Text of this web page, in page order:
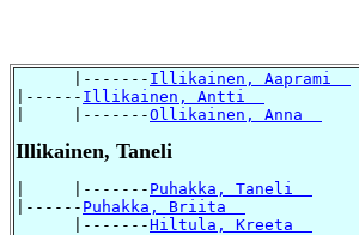
      |-------
Illikainen, Aaprami
|------ Illikainen, Antti
|     |-------Ollikainen, Anna
Illikainen, Taneli
|     |------- Puhakka, Taneli
|------ Puhakka, Briita
      |-------
Hiltula, Kreeta